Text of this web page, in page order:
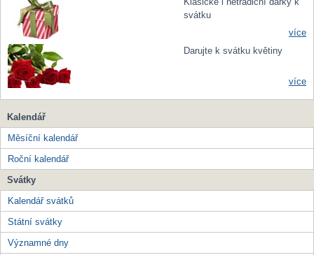
svátku
více
Darujte k svátku květiny
více
Kalendář
Měsíční kalendář
Roční kalendář
Svátky
Kalendář svátků
Státní svátky
Významné dny